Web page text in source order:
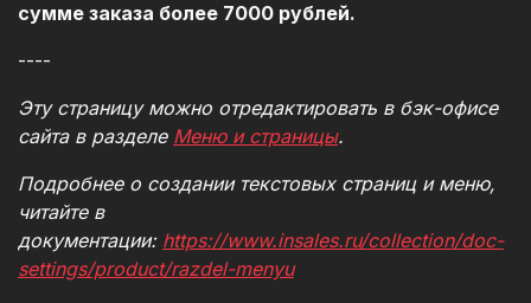
сумме заказа более 7000 рублей.
----
Эту страницу можно отредактировать в бэк-офисе
сайта в разделе Меню и страницы.
Подробнее о создании текстовых страниц и меню,
читайте в
документации: https://www.insales.ru/collection/doc-
settings/product/razdel-menyu